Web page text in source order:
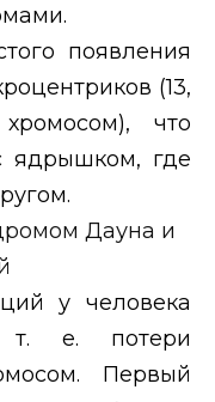
появления
(13,
что
ядрышком, где
у человека
т. е. потери
Первый